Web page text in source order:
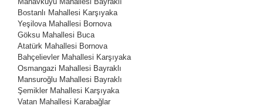
Bostanlı Mahallesi Karşıyaka
Yeşilova Mahallesi Bornova
Göksu Mahallesi Buca
Atatürk Mahallesi Bornova
Bahçelievler Mahallesi Karşıyaka
Osmangazi Mahallesi Bayraklı
Mansuroğlu Mahallesi Bayraklı
Şemikler Mahallesi Karşıyaka
Vatan Mahallesi Karabağlar